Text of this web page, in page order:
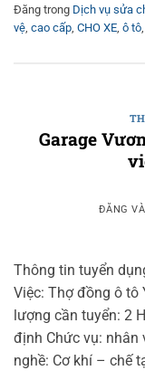
Đăng trong Dịch vụ sửa
vệ, cao cấp, CHO XE, ô tô,
Garage
ĐĂNG
Thông tin tuyển
Việc: Thợ đồng ô tô
lượng cần tuyển: 2
định Chức vụ: nhân
nghề: Cơ khí – chế